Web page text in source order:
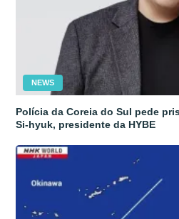
NEWS
Polícia da Coreia do Sul pede
Si-hyuk, presidente da HYBE